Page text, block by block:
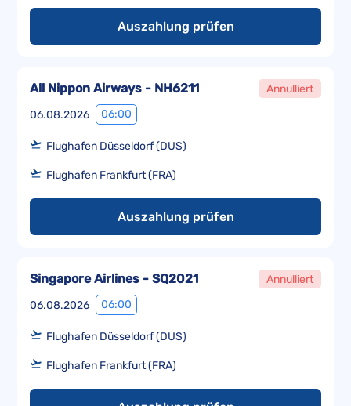
Auszahlung prüfen
06.08.2026 06:00
All Nippon Airways - NH6211 Annulliert
Flughafen Düsseldorf (DUS)
Flughafen Frankfurt (FRA)
Auszahlung prüfen
06.08.2026 06:00
Singapore Airlines - SQ2021 Annulliert
Flughafen Düsseldorf (DUS)
Flughafen Frankfurt (FRA)